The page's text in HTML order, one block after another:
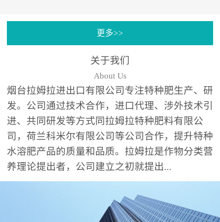
分中心”的科研开发系统，
更多>>
关于我们
About Us
烟台拉姆拉进出口有限公司专注特种肥生产、研
发。公司通过技术合作，进口代理、涉外技术引
进、共同研发等方式同拉姆拉特种肥料有限公
司，荷兰科米尔有限公司等公司合作，提升特种
水溶肥产品的质量和品质。拉姆拉是作物分类营
养理论提出者，公司建立之初就提出...